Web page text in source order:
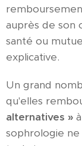
auprès de son
santé ou
explicative.
Un grand
qu'elles
alternatives »
sophrologie